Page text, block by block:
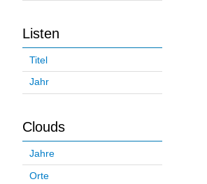
Listen
Titel
Jahr
Clouds
Jahre
Orte